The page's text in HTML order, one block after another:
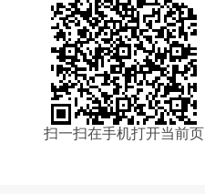
扫一扫在手机打开当前页